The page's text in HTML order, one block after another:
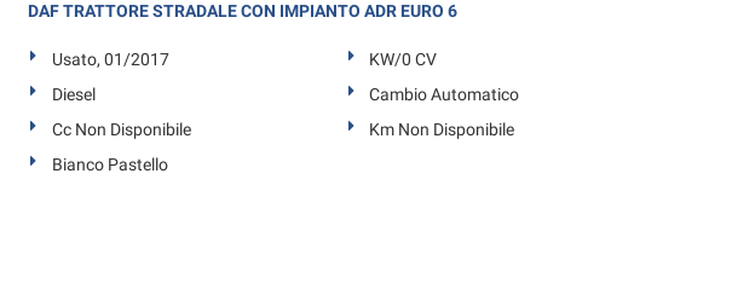
DAF TRATTORE STRADALE CON IMPIANTO ADR EURO 6
Usato, 01/2017
KW/0 CV
Diesel
Cambio Automatico
Cc Non Disponibile
Km Non Disponibile
Bianco Pastello